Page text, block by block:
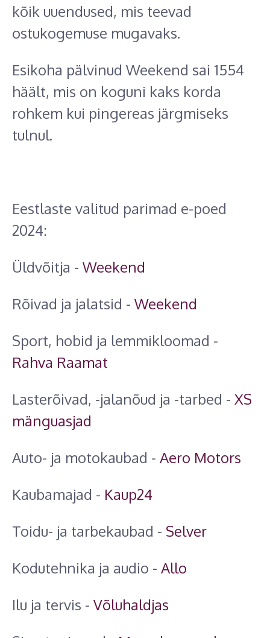
kõik uuendused, mis teevad
ostukogemuse mugavaks.
Esikoha pälvinud Weekend sai 1554
häält, mis on koguni kaks korda
rohkem kui pingereas järgmiseks
tulnul.
Eestlaste valitud parimad e-poed
2024:
Üldvõitja - Weekend
Rõivad ja jalatsid - Weekend
Sport, hobid ja lemmikloomad -
Rahva Raamat
Lasterõivad, -jalanõud ja -tarbed - XS
mänguasjad
Auto- ja motokaubad - Aero Motors
Kaubamajad - Kaup24
Toidu- ja tarbekaubad - Selver
Kodutehnika ja audio - Allo
Ilu ja tervis - Võluhaldjas